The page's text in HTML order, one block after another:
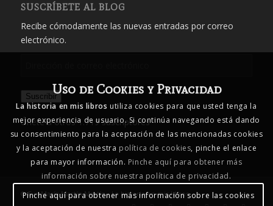
SUSCRÍBETE AL BLOG
Recibe cómodamente las nuevas entradas por correo
electrónico.
correo
electrónico
Suscribir
Únete a otros 1.719 suscriptores
© Eva María Martín Martín - La historia en mis libros
Uso de Cookies y Privacidad
La historia en mis libros utiliza cookies para que usted tenga la
mejor experiencia de usuario. Si continúa navegando está dando
su consentimiento para la aceptación de las mencionadas cookies
y la aceptación de nuestra política de cookies, pinche el enlace
para mayor información. Pinche aquí para obtener más
información sobre nuestra política de privacidad.
Pinche aquí para obtener más información sobre las cookies